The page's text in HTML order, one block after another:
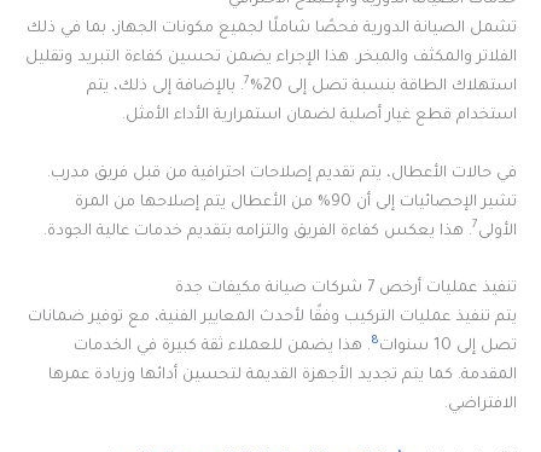
تشمل الصيانة الدورية فحصًا شاملًا لجميع مكونات الجهاز، بما في ذلك
الفلاتر والمكثف والمبخر. هذا الإجراء يضمن تحسين كفاءة التبريد وتقليل
استهلاك الطاقة بنسبة تصل إلى 20%
7. بالإضافة إلى ذلك، يتم
استخدام قطع غيار أصلية لضمان استمرارية الأداء الأمثل.
في حالات الأعطال، يتم تقديم إصلاحات احترافية من قبل فريق مدرب.
تشير الإحصائيات إلى أن 90% من الأعطال يتم إصلاحها من المرة
الأولى7. هذا يعكس كفاءة الفريق والتزامه بتقديم خدمات عالية الجودة.
تنفيذ عمليات أرخص 7 شركات صيانة مكيفات جدة
يتم تنفيذ عمليات التركيب وفقًا لأحدث المعايير الفنية، مع توفير ضمانات
تصل إلى 10 سنوات
8. هذا يضمن للعملاء ثقة كبيرة في الخدمات
المقدمة. كما يتم تجديد الأجهزة القديمة لتحسين أدائها وزيادة عمرها
الافتراضي.